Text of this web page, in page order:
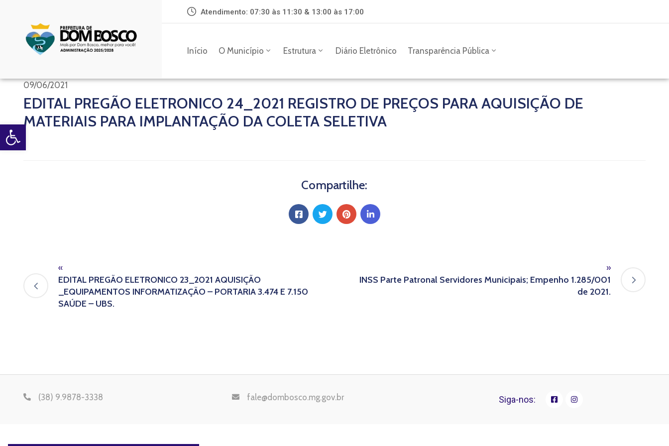
Open toolbar
Atendimento: 07:30 às 11:30 & 13:00 às 17:00
Início O Município Estrutura Diário Eletrônico Transparência Pública
09/06/2021
EDITAL PREGÃO ELETRONICO 24_2021 REGISTRO DE PREÇOS PARA AQUISIÇÃO DE
MATERIAIS PARA IMPLANTAÇÃO DA COLETA SELETIVA
Compartilhe:
«
EDITAL PREGÃO ELETRONICO 23_2021 AQUISIÇÃO
_EQUIPAMENTOS INFORMATIZAÇÃO – PORTARIA 3.474 E 7.150
SAÚDE – UBS.
»
INSS Parte Patronal Servidores Municipais; Empenho 1.285/001
de 2021.
(38) 9.9878-3338 fale@dombosco.mg.gov.br Siga-nos: